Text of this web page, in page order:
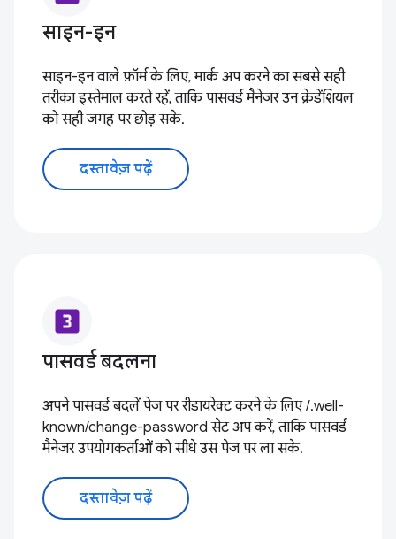
साइन-इन
साइन-इन वाले फ़ॉर्म के लिए, मार्क अप करने का सबसे सही
तरीका इस्तेमाल करते रहें, ताकि पासवर्ड मैनेजर उन क्रेडेंशियल
को सही जगह पर छोड़ सके.
दस्तावेज़ पढ़ें
looks_3
पासवर्ड बदलना
अपने पासवर्ड बदलें पेज पर रीडायरेक्ट करने के लिए /.well-
known/change-password सेट अप करें, ताकि पासवर्ड
मैनेजर उपयोगकर्ताओं को सीधे उस पेज पर ला सके.
दस्तावेज़ पढ़ें